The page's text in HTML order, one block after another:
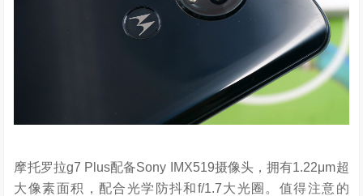
摩托罗拉g7 Plus配备Sony IMX519摄像头，拥有1.22μm超
大像素面积，配合光学防抖和f/1.7大光圈。值得注意的